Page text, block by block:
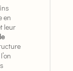
en
leur